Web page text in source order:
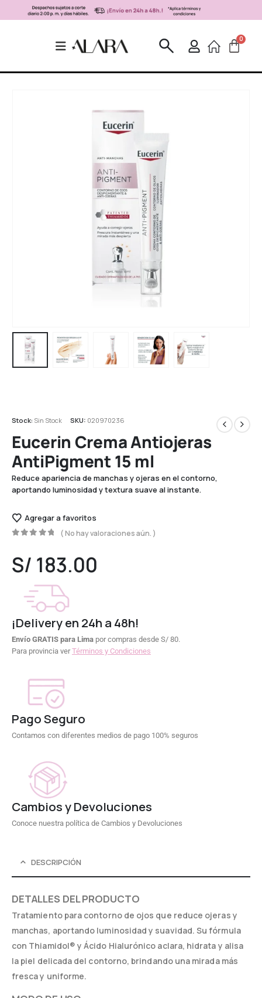
Stock: Sin Stock SKU: 020970236
Eucerin Crema Antiojeras
AntiPigment 15 ml
Reduce apariencia de manchas y ojeras en el contorno,
aportando luminosidad y textura suave al instante.
Agregar a favoritos
( No hay valoraciones aún. )
S/ 183.00
¡Delivery en 24h a 48h!
Envío GRATIS para Lima por compras desde S/ 80.
Para provincia verTérminos y Condiciones
Pago Seguro
Contamos con diferentes medios de pago 100% seguros
Cambios y Devoluciones
Conoce nuestra política de Cambios y Devoluciones
DESCRIPCIÓN
DETALLES DEL PRODUCTO
Tratamiento para contorno de ojos que reduce ojeras y
manchas, aportando luminosidad y suavidad. Su fórmula
con Thiamidol® y Ácido Hialurónico aclara, hidrata y alisa
la piel delicada del contorno, brindando una mirada más
fresca y uniforme.